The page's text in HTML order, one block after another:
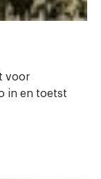
voor
in en toetst